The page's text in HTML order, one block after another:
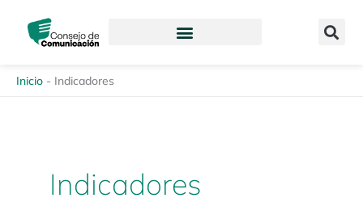
contenido
Inicio - Indicadores
Indicadores